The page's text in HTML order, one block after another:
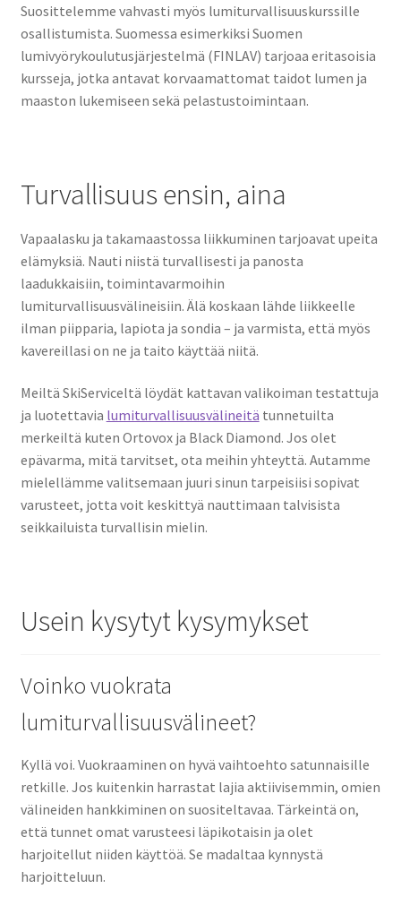
Suosittelemme vahvasti myös lumiturvallisuuskurssille
osallistumista. Suomessa esimerkiksi Suomen
lumivyörykoulutusjärjestelmä (FINLAV) tarjoaa eritasoisia
kursseja, jotka antavat korvaamattomat taidot lumen ja
maaston lukemiseen sekä pelastustoimintaan.
Turvallisuus ensin, aina
Vapaalasku ja takamaastossa liikkuminen tarjoavat upeita
elämyksiä. Nauti niistä turvallisesti ja panosta
laadukkaisiin, toimintavarmoihin
lumiturvallisuusvälineisiin. Älä koskaan lähde liikkeelle
ilman piipparia, lapiota ja sondia – ja varmista, että myös
kavereillasi on ne ja taito käyttää niitä.
Meiltä SkiServiceltä löydät kattavan valikoiman testattuja
ja luotettavia lumiturvallisuusvälineitä tunnetuilta
merkeiltä kuten Ortovox ja Black Diamond. Jos olet
epävarma, mitä tarvitset, ota meihin yhteyttä. Autamme
mielellämme valitsemaan juuri sinun tarpeisiisi sopivat
varusteet, jotta voit keskittyä nauttimaan talvisista
seikkailuista turvallisin mielin.
Usein kysytyt kysymykset
Voinko vuokrata
lumiturvallisuusvälineet?
Kyllä voi. Vuokraaminen on hyvä vaihtoehto satunnaisille
retkille. Jos kuitenkin harrastat lajia aktiivisemmin, omien
välineiden hankkiminen on suositeltavaa. Tärkeintä on,
että tunnet omat varusteesi läpikotaisin ja olet
harjoitellut niiden käyttöä. Se madaltaa kynnystä
harjoitteluun.